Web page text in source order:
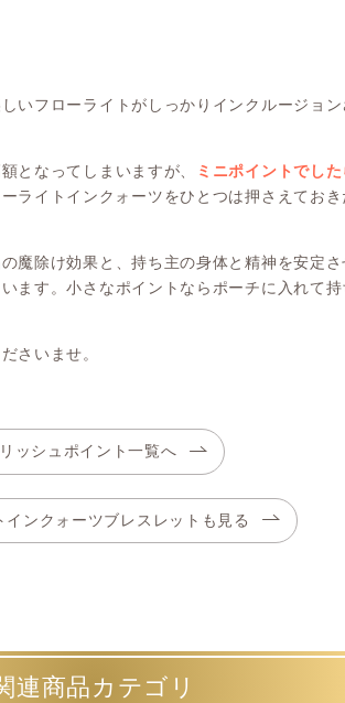
いフローライトがしっかりインクルージョ
となってしまいますが、
ミニポイントでし
ライトインクォーツをひとつは押さえてお
魔除け効果と、持ち主の身体と精神を安定
ます。小さなポイントならポーチに入れて
さいませ。
ッシュポイント一覧へ
インクォーツブレスレットも見る
連商品カテゴリ